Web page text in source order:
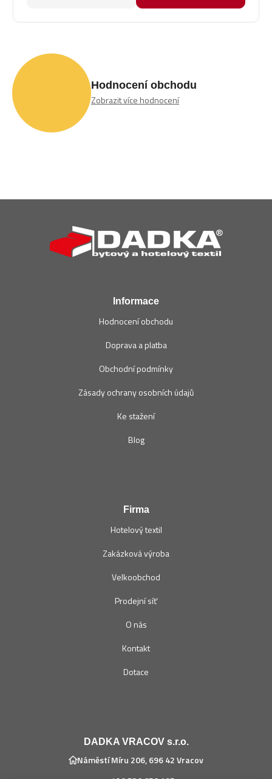
Hodnocení obchodu
Zobrazit více hodnocení
Informace
Hodnocení obchodu
Doprava a platba
Obchodní podmínky
Zásady ochrany osobních údajů
Ke stažení
Blog
Firma
Hotelový textil
Zakázková výroba
Velkoobchod
Prodejní síť
O nás
Kontakt
Dotace
DADKA VRACOV s.r.o.
Náměstí Míru 206, 696 42 Vracov